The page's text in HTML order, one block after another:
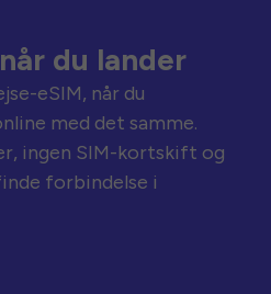
du lander
eSIM, når du
med det samme.
ingen SIM-kortskift og
forbindelse i